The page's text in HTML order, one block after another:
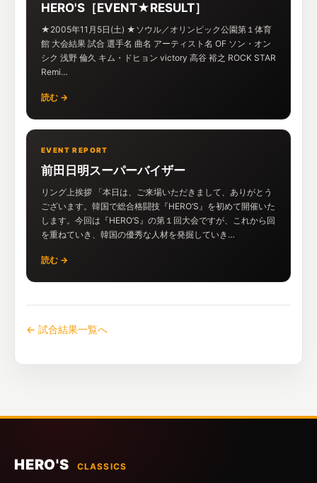
HERO'S［EVENT★RESULT］
★2005年11月5日(土) ★ソウル／オリンピック公園第１体育
館 大会結果 試合 選手名 曲名 アーティスト名 OF ソン・オン
シク 浅野 倫久 キム・ドヒョン victory 高谷 裕之 ROCK STAR
Remi…
読む →
EVENT REPORT
前田日明スーパーバイザー
リング上挨拶 「本日は、ご来場いただきまして、ありがとう
ございます。韓国で総合格闘技『HERO’S』を初めて開催いた
します。今回は『HERO’S』の第１回大会ですが、これから回
を重ねていき、韓国の優秀な人材を発掘していき…
読む →
← 試合結果一覧へ
HERO'S
CLASSICS